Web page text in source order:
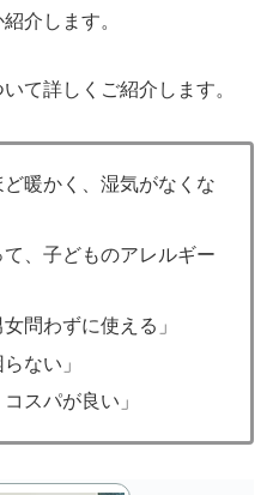
介します。
て詳しくご紹介します。
ど暖かく、湿気がなくな
て、子どものアレルギー
問わずに使える」
ない」
スパが良い」